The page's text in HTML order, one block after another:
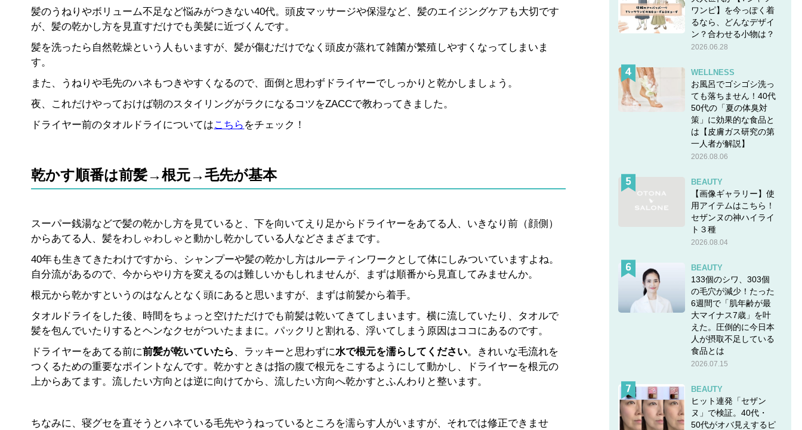
髪のうねりやボリューム不足など悩みがつきない40代。頭皮マッサージや保湿など、髪のエイジングケアも大切です
が、髪の乾かし方を見直すだけでも美髪に近づくんです。
髪を洗ったら自然乾燥という人もいますが、髪が傷むだけでなく頭皮が蒸れて雑菌が繁殖しやすくなってしまいま
す。
また、うねりや毛先のハネもつきやすくなるので、面倒と思わずドライヤーでしっかりと乾かしましょう。
夜、これだけやっておけば朝のスタイリングがラクになるコツをZACCで教わってきました。
ドライヤー前のタオルドライについてはこちら をチェック！
乾かす順番は前髪→根元→毛先が基本
スーパー銭湯などで髪の乾かし方を見ていると、下を向いてえり足からドライヤーをあてる人、いきなり前（顔側）
からあてる人、髪をわしゃわしゃと動かし乾かしている人などさまざまです。
40年も生きてきたわけですから、シャンプーや髪の乾かし方はルーティンワークとして体にしみついていますよね。
自分流があるので、今からやり方を変えるのは難しいかもしれませんが、まずは順番から見直してみませんか。
根元から乾かすというのはなんとなく頭にあると思いますが、まずは前髪から着手。
タオルドライをした後、時間をちょっと空けただけでも前髪は乾いてきてしまいます。横に流していたり、タオルで
髪を包んでいたりするとヘンなクセがついたままに。パックリと割れる、浮いてしまう原因はココにあるのです。
ドライヤーをあてる前に前髪が乾いていたら 、ラッキーと思わずに水で根元を濡らしてください。きれいな毛流れを
つくるための重要なポイントなんです。乾かすときは指の腹で根元をこするようにして動かし、ドライヤーを根元の
上からあてます。流したい方向とは逆に向けてから、流したい方向へ乾かすとふんわりと整います。
ちなみに、寝グセを直そうとハネている毛先やうねっているところを濡らす人がいますが、それでは修正できませ
ワンピ】を今っぽく着
るなら、どんなデザイ
ン？合わせる小物は？
2026.06.28
WELLNESS
お風呂でゴシゴシ洗っ
ても落ちません！40代
50代の「夏の体臭対
策」に効果的な食品と
は【皮膚ガス研究の第
一人者が解説】
2026.08.06
BEAUTY
【画像ギャラリー】使
用アイテムはこちら！
セザンヌの神ハイライ
ト３種
2026.08.04
BEAUTY
133個のシワ、303個
の毛穴が減少！たった
6週間で「肌年齢が最
大マイナス7歳」を叶
えた。圧倒的に今日本
人が摂取不足している
食品とは
2026.07.15
BEAUTY
ヒット連発「セザン
ヌ」で検証。40代・
50代がオバ見えするピ